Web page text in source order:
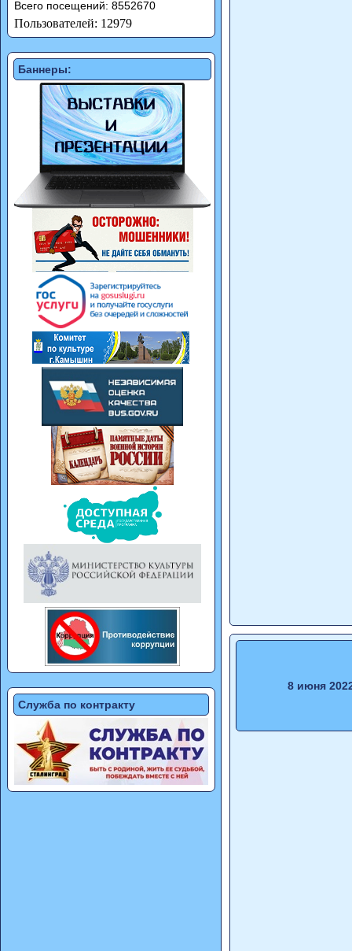
Всего посещений: 8552670
Пользователей: 12979
Баннеры:
Служба по контракту
8 июня